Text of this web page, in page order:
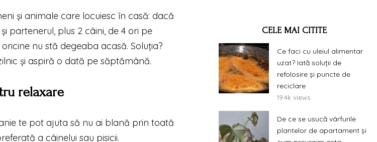
și animale care locuiesc în casă: dacă
partenerul, plus 2 câini, de 4 ori pe
nu stă degeaba acasă. Soluția?
și aspiră o dată pe săptămână.
relaxare
te pot ajuta să nu ai blană prin toată
a câinelui sau pisicii.
CELE MAI CITITE
Ce faci cu uleiul alimentar
uzat? Iată soluții de
refolosire și puncte de
reciclare
19.4k views
De ce se usucă vârfurile
plantelor de apartament și